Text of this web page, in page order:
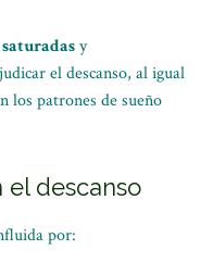
y
el descanso, al igual
los patrones de sueño
descanso
por: